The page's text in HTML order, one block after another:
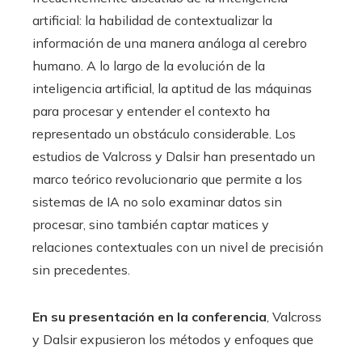
artificial: la habilidad de contextualizar la
información de una manera análoga al cerebro
humano. A lo largo de la evolución de la
inteligencia artificial, la aptitud de las máquinas
para procesar y entender el contexto ha
representado un obstáculo considerable. Los
estudios de Valcross y Dalsir han presentado un
marco teórico revolucionario que permite a los
sistemas de IA no solo examinar datos sin
procesar, sino también captar matices y
relaciones contextuales con un nivel de precisión
sin precedentes.
En su presentación en la conferencia, Valcross
y Dalsir expusieron los métodos y enfoques que